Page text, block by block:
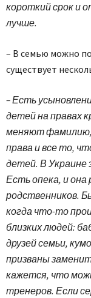
короткий срок и
лучше.
– В семью можно
существует
– Есть
детей на правах
меняют
права и все то,
детей. В
Есть опека, и она
родственников.
когда что-то
близких людей:
друзей семьи,
призваны
кажется, что
тренеров. Если